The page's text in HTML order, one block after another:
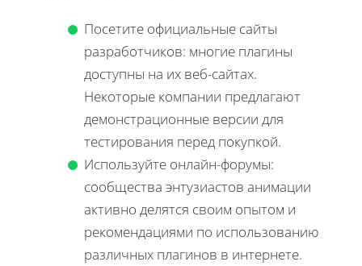
Посетите официальные сайты
разработчиков: многие плагины
доступны на их веб-сайтах.
Некоторые компании предлагают
демонстрационные версии для
тестирования перед покупкой.
Используйте онлайн-форумы:
сообщества энтузиастов анимации
активно делятся своим опытом и
рекомендациями по использованию
различных плагинов в интернете.